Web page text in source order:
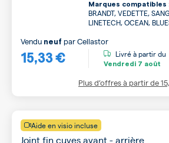
Marques compatibles
BRANDT, VEDETTE,
LINETECH, OCEAN,
15,33 €
Vendu neuf parCellastor
Livré à partir du
Vendredi 7 août
Plus d’offres à partir de
Aide en visio incluse
Joint fin cuves avant - arrière